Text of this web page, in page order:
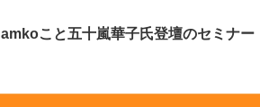
こと五十嵐華子氏登壇のセミナ